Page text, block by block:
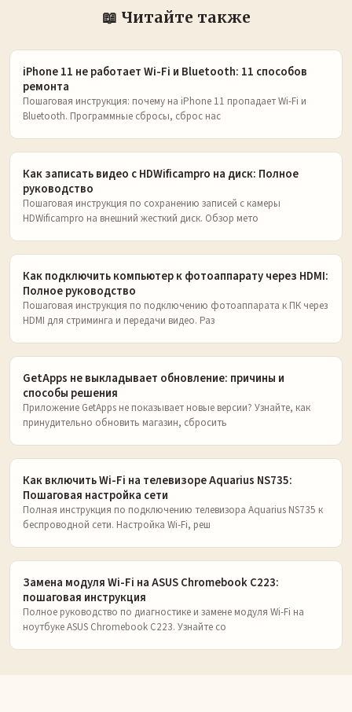
📖 Читайте также
iPhone 11 не работает Wi-Fi и Bluetooth: 11 способов
ремонта
Пошаговая инструкция: почему на iPhone 11 пропадает Wi-Fi и
Bluetooth. Программные сбросы, сброс нас
Как записать видео с HDWificampro на диск: Полное
руководство
Пошаговая инструкция по сохранению записей с камеры
HDWificampro на внешний жесткий диск. Обзор мето
Как подключить компьютер к фотоаппарату через HDMI:
Полное руководство
Пошаговая инструкция по подключению фотоаппарата к ПК через
HDMI для стриминга и передачи видео. Раз
GetApps не выкладывает обновление: причины и
способы решения
Приложение GetApps не показывает новые версии? Узнайте, как
принудительно обновить магазин, сбросить
Как включить Wi-Fi на телевизоре Aquarius NS735:
Пошаговая настройка сети
Полная инструкция по подключению телевизора Aquarius NS735 к
беспроводной сети. Настройка Wi-Fi, реш
Замена модуля Wi-Fi на ASUS Chromebook C223:
пошаговая инструкция
Полное руководство по диагностике и замене модуля Wi-Fi на
ноутбуке ASUS Chromebook C223. Узнайте со